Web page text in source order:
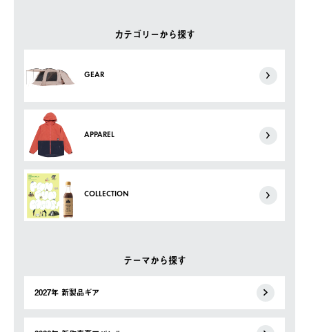
カテゴリーから探す
GEAR
APPAREL
COLLECTION
テーマから探す
2027年 新製品ギア